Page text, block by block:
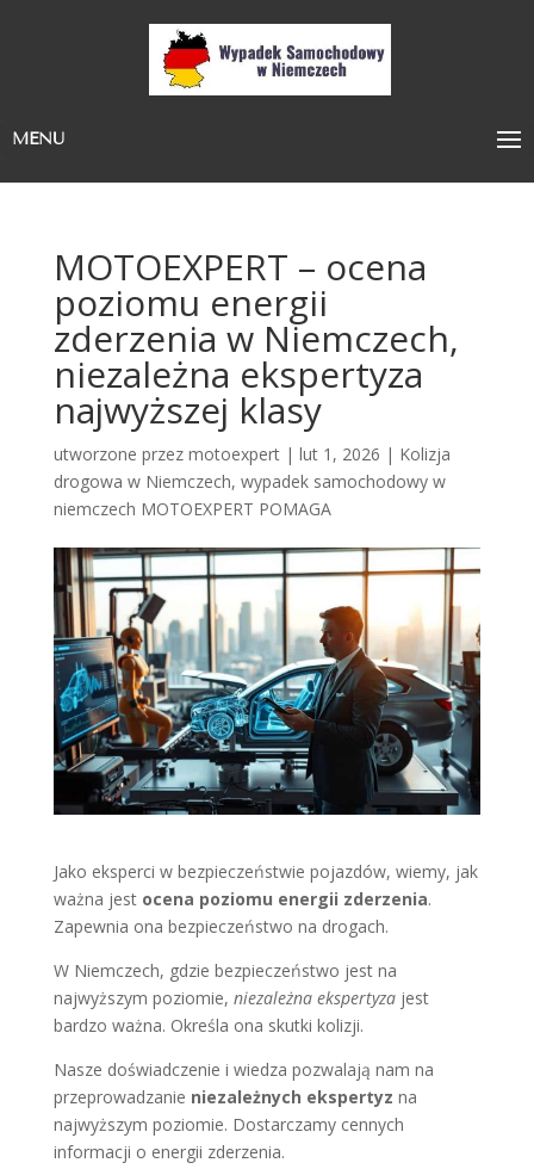
MENU
MOTOEXPERT – ocena
poziomu energii
zderzenia w Niemczech,
niezależna ekspertyza
najwyższej klasy
utworzone przez motoexpert| lut 1, 2026 | Kolizja
drogowa w Niemczech, wypadek samochodowy w
niemczech MOTOEXPERT POMAGA
Jako eksperci w bezpieczeństwie pojazdów, wiemy, jak
ważna jest ocena poziomu energii zderzenia.
Zapewnia ona bezpieczeństwo na drogach.
W Niemczech, gdzie bezpieczeństwo jest na
najwyższym poziomie, niezależna ekspertyzajest
bardzo ważna. Określa ona skutki kolizji.
Nasze doświadczenie i wiedza pozwalają nam na
przeprowadzanie niezależnych ekspertyz na
najwyższym poziomie. Dostarczamy cennych
informacji o energii zderzenia.